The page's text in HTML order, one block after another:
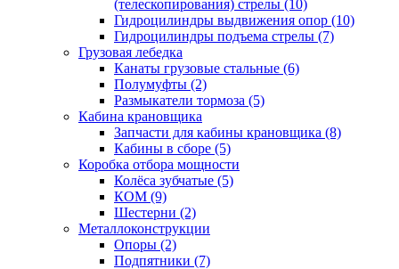
(телескопирования) стрелы (10)
Гидроцилиндры выдвижения опор (10)
Гидроцилиндры подъема стрелы (7)
Грузовая лебедка
Канаты грузовые стальные (6)
Полумуфты (2)
Размыкатели тормоза (5)
Кабина крановщика
Запчасти для кабины крановщика (8)
Кабины в сборе (5)
Коробка отбора мощности
Колёса зубчатые (5)
КОМ (9)
Шестерни (2)
Металлоконструкции
Опоры (2)
Подпятники (7)